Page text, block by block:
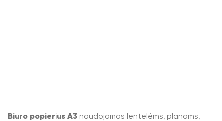
Biuro popierius A3 naudojamas lentelėms, planams,